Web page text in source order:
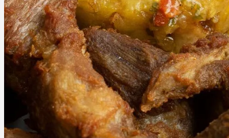
Bronx Market Place - NY